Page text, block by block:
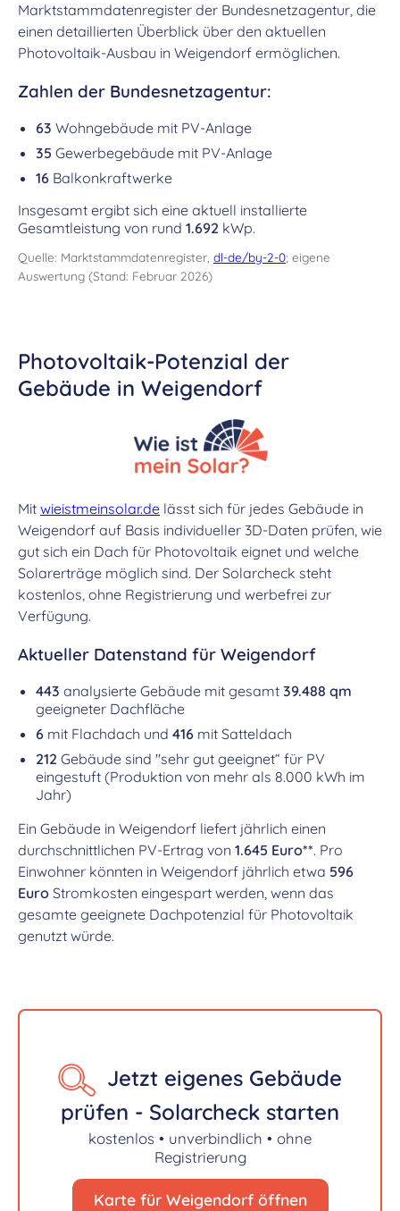
Marktstammdatenregister der Bundesnetzagentur, die
einen detaillierten Überblick über den aktuellen
Photovoltaik-Ausbau in Weigendorf ermöglichen.
Zahlen der Bundesnetzagentur:
63 Wohngebäude mit PV-Anlage
35 Gewerbegebäude mit PV-Anlage
16 Balkonkraftwerke
Insgesamt ergibt sich eine aktuell installierte
Gesamtleistung von rund 1.692 kWp.
Quelle: Marktstammdatenregister, dl-de/by-2-0; eigene
Auswertung (Stand: Februar 2026)
Photovoltaik-Potenzial der
Gebäude in Weigendorf
Mit wieistmeinsolar.de lässt sich für jedes Gebäude in
Weigendorf auf Basis individueller 3D-Daten prüfen, wie
gut sich ein Dach für Photovoltaik eignet und welche
Solarerträge möglich sind. Der Solarcheck steht
kostenlos, ohne Registrierung und werbefrei zur
Verfügung.
Aktueller Datenstand für Weigendorf
443 analysierte Gebäude mit gesamt 39.488 qm
geeigneter Dachfläche
6 mit Flachdach und 416 mit Satteldach
212 Gebäude sind "sehr gut geeignet“ für PV
eingestuft (Produktion von mehr als 8.000 kWh im
Jahr)
Ein Gebäude in Weigendorf liefert jährlich einen
durchschnittlichen PV-Ertrag von 1.645 Euro**. Pro
Einwohner könnten in Weigendorf jährlich etwa 596
Euro Stromkosten eingespart werden, wenn das
gesamte geeignete Dachpotenzial für Photovoltaik
genutzt würde.
Jetzt eigenes Gebäude
prüfen - Solarcheck starten
kostenlos • unverbindlich • ohne
Registrierung
Karte für Weigendorf öffnen